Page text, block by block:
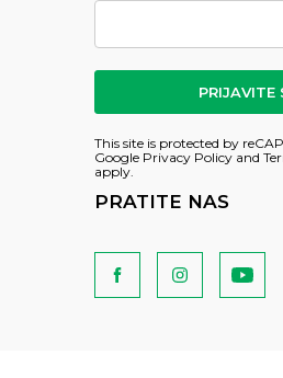
PRIJAVITE
This site is protected by
Google Privacy Policy and
apply.
PRATITE NAS